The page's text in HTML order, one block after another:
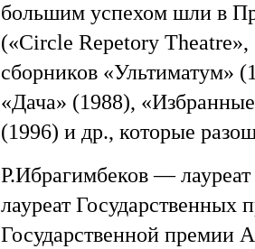
большим успехом шли в
(«Circle Repetory
сборников «Ультиматум»
«Дача» (1988),
(1996) и др., которые
Р.Ибрагимбеков —
лауреат Государственных
Государственной премии